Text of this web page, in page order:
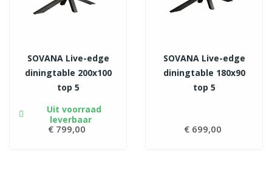
SOVANA Live-edge
diningtable 200x100
top 5
Uit voorraad
leverbaar
€ 799,00
SOVANA Live-edge
diningtable 180x90
top 5
€ 699,00